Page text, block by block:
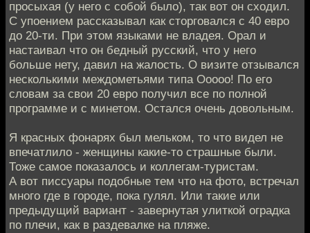
просыхая (у него с собой было), так вот он сходил.
С упоением рассказывал как сторговался с 40 евро
до 20-ти. При этом языками не владея. Орал и
настаивал что он бедный русский, что у него
больше нету, давил на жалость. О визите отзывался
несколькими междометьями типа Ооооо! По его
словам за свои 20 евро получил все по полной
программе и с минетом. Остался очень довольным.
Я красных фонарях был мельком, то что видел не
впечатлило - женщины какие-то страшные были.
Тоже самое показалось и коллегам-туристам.
А вот писсуары подобные тем что на фото, встречал
много где в городе, пока гулял. Или такие или
предыдущий вариант - завернутая улиткой оградка
по плечи, как в раздевалке на пляже.